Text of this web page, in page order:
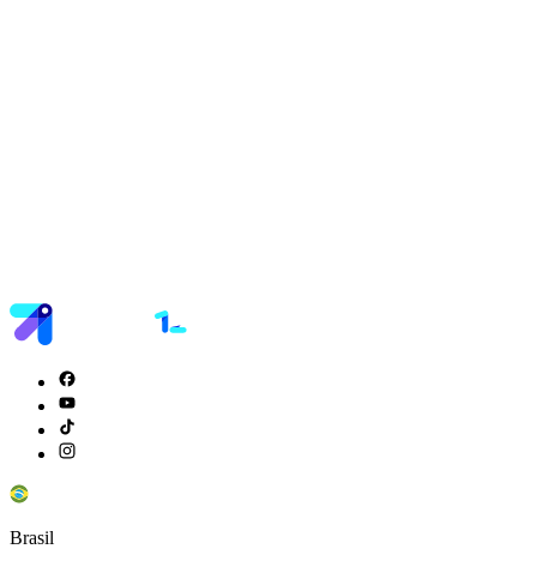
Brasil